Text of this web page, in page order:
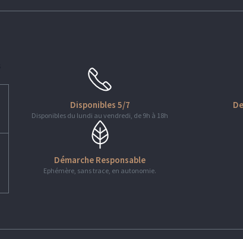
Disponibles 5/7
Disponibles du lundi au vendredi, de 9h à 18h
Démarche Responsable
Ephémère, sans trace, en autonomie.